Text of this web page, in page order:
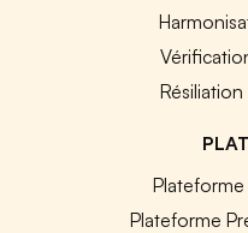
Plateforme